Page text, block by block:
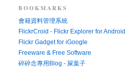
BOOKMARKS
會籍資料管理系統
FlickrCroid - Flickr Explorer for Android
Flickr Gadget for iGoogle
Freeware & Free Software
碎碎念專用Blog - 屎葉子